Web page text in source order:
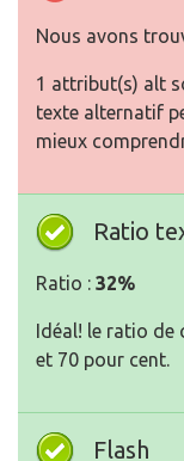
Nous avons
1 attribut(s) alt
texte alternatif
mieux
Ratio
Ratio : 32%
Idéal! le ratio de
et 70 pour cent.
Flash